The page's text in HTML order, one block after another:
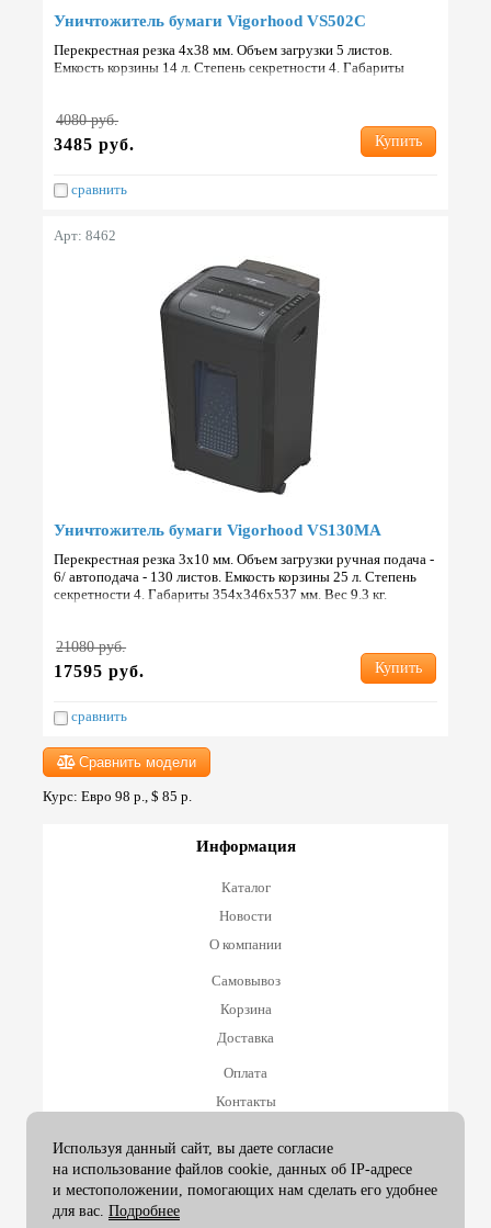
Уничтожитель бумаги Vigorhood VS502С
Перекрестная резка 4х38 мм. Объем загрузки 5 листов.
Емкость корзины 14 л. Степень секретности 4. Габариты
4080 руб.
3485 руб. Купить
сравнить
Арт: 8462
Уничтожитель бумаги Vigorhood VS130MA
Перекрестная резка 3х10 мм. Объем загрузки ручная подача -
6/ автоподача - 130 листов. Емкость корзины 25 л. Степень
секретности 4. Габариты 354x346x537 мм. Вес 9.3 кг.
21080 руб.
17595 руб. Купить
сравнить
Сравнить модели
Курс: Евро 98 р., $ 85 р.
Информация
Каталог
Новости
О компании
Самовывоз
Корзина
Доставка
Оплата
Контакты
Принимаем к оплате
Используя данный сайт, вы даете согласие
на использование файлов cookie, данных об IP-адресе
и местоположении, помогающих нам сделать его удобнее
для вас. Подробнее